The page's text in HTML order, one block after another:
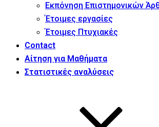
Εκπόνηση Επιστημονικών
Έτοιμες εργασίες
Έτοιμες Πτυχιακές
Contact
Αίτηση για Μαθήματα
Στατιστικές αναλύσεις